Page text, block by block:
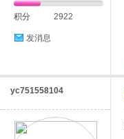
积分 2922
发消息
yc751558104